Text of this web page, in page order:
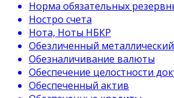
Норма обязательных
Ностро счета
Нота, Ноты НБКР
Обезличенный металлический
Обезналичивание валюты
Обеспечение целостности
Обеспеченный актив